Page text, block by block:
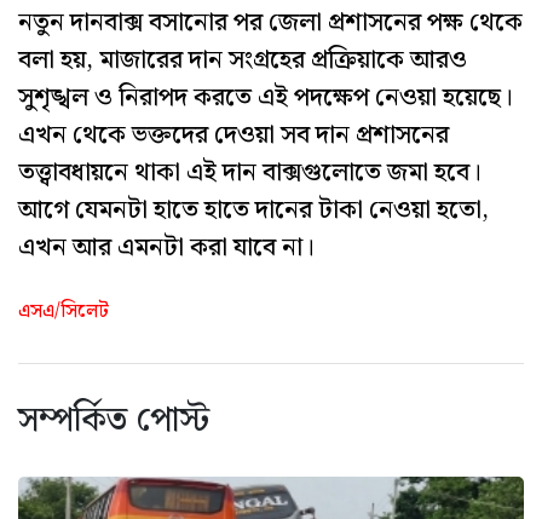
নতুন দানবাক্স বসানোর পর জেলা প্রশাসনের পক্ষ থেকে
বলা হয়, মাজারের দান সংগ্রহের প্রক্রিয়াকে আরও
সুশৃঙ্খল ও নিরাপদ করতে এই পদক্ষেপ নেওয়া হয়েছে।
এখন থেকে ভক্তদের দেওয়া সব দান প্রশাসনের
তত্ত্বাবধায়নে থাকা এই দান বাক্সগুলোতে জমা হবে।
আগে যেমনটা হাতে হাতে দানের টাকা নেওয়া হতো,
এখন আর এমনটা করা যাবে না।
এসএ/সিলেট
সম্পর্কিত পোস্ট